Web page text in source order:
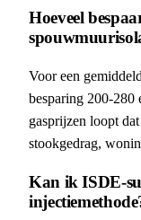
Hoeveel
Voor een
besparing 200-280
gasprijzen loopt
stookgedrag,
Kan ik ISDE-